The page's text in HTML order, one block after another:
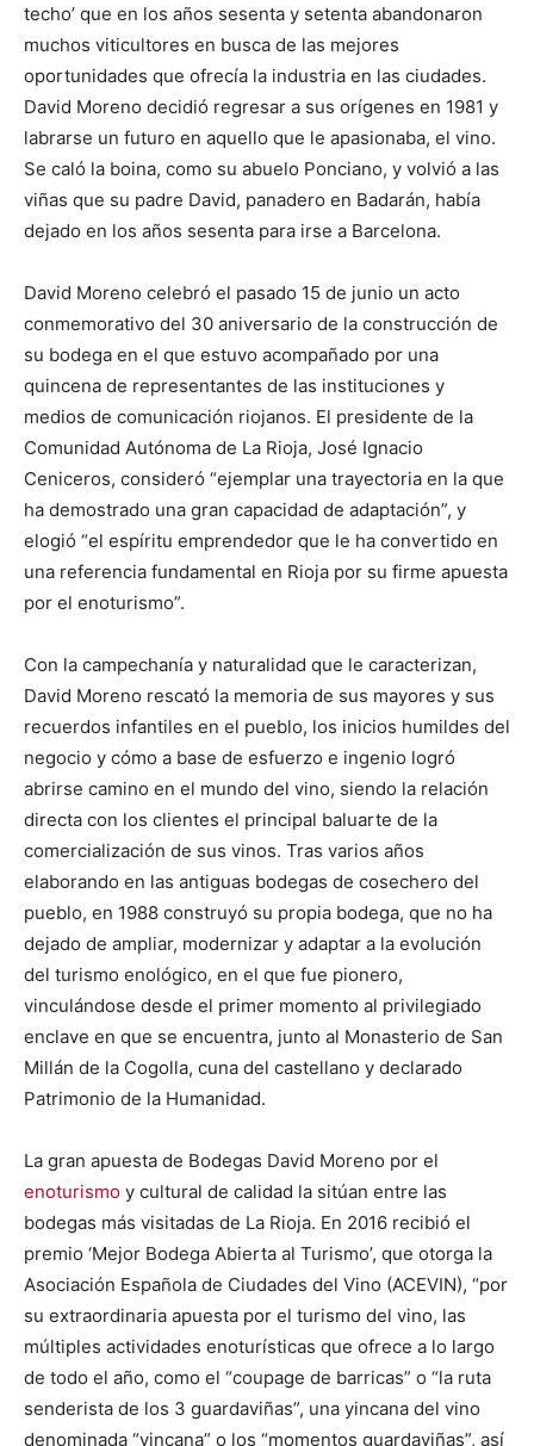
techo’ que en los años sesenta y setenta abandonaron
muchos viticultores en busca de las mejores
oportunidades que ofrecía la industria en las ciudades.
David Moreno decidió regresar a sus orígenes en 1981 y
labrarse un futuro en aquello que le apasionaba, el vino.
Se caló la boina, como su abuelo Ponciano, y volvió a las
viñas que su padre David, panadero en Badarán, había
dejado en los años sesenta para irse a Barcelona.
David Moreno celebró el pasado 15 de junio un acto
conmemorativo del 30 aniversario de la construcción de
su bodega en el que estuvo acompañado por una
quincena de representantes de las instituciones y
medios de comunicación riojanos. El presidente de la
Comunidad Autónoma de La Rioja, José Ignacio
Ceniceros, consideró “ejemplar una trayectoria en la que
ha demostrado una gran capacidad de adaptación”, y
elogió “el espíritu emprendedor que le ha convertido en
una referencia fundamental en Rioja por su firme apuesta
por el enoturismo”.
Con la campechanía y naturalidad que le caracterizan,
David Moreno rescató la memoria de sus mayores y sus
recuerdos infantiles en el pueblo, los inicios humildes del
negocio y cómo a base de esfuerzo e ingenio logró
abrirse camino en el mundo del vino, siendo la relación
directa con los clientes el principal baluarte de la
comercialización de sus vinos. Tras varios años
elaborando en las antiguas bodegas de cosechero del
pueblo, en 1988 construyó su propia bodega, que no ha
dejado de ampliar, modernizar y adaptar a la evolución
del turismo enológico, en el que fue pionero,
vinculándose desde el primer momento al privilegiado
enclave en que se encuentra, junto al Monasterio de San
Millán de la Cogolla, cuna del castellano y declarado
Patrimonio de la Humanidad.
La gran apuesta de Bodegas David Moreno por el
enoturismo y cultural de calidad la sitúan entre las
bodegas más visitadas de La Rioja. En 2016 recibió el
premio ‘Mejor Bodega Abierta al Turismo’, que otorga la
Asociación Española de Ciudades del Vino (ACEVIN), “por
su extraordinaria apuesta por el turismo del vino, las
múltiples actividades enoturísticas que ofrece a lo largo
de todo el año, como el “coupage de barricas” o “la ruta
senderista de los 3 guardaviñas”, una yincana del vino
denominada “vincana” o los “momentos guardaviñas”, así